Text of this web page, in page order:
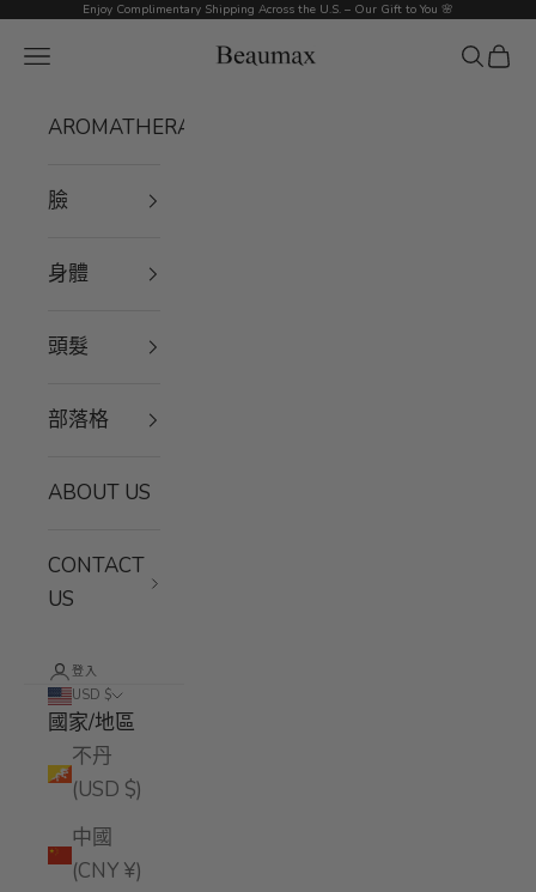
跳至內容 Enjoy Complimentary Shipping Across the U.S. – Our Gift to You 🌸
Beaumax
選單 搜尋購物
AROMATHERAPY
臉
身體
頭髮
部落格
ABOUT US
CONTACT
US
登入
USD $
國家/地區
不丹
(USD $)
中國
(CNY ¥)